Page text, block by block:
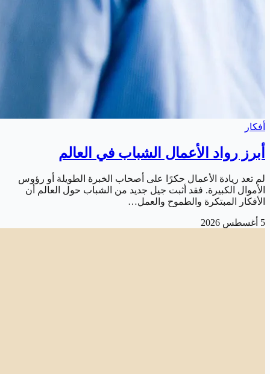
أفكار
أبرز رواد الأعمال الشباب في العالم
لم تعد ريادة الأعمال حكرًا على أصحاب الخبرة الطويلة أو رؤوس
الأموال الكبيرة. فقد أثبت جيل جديد من الشباب حول العالم أن
الأفكار المبتكرة والطموح والعمل…
5 أغسطس 2026